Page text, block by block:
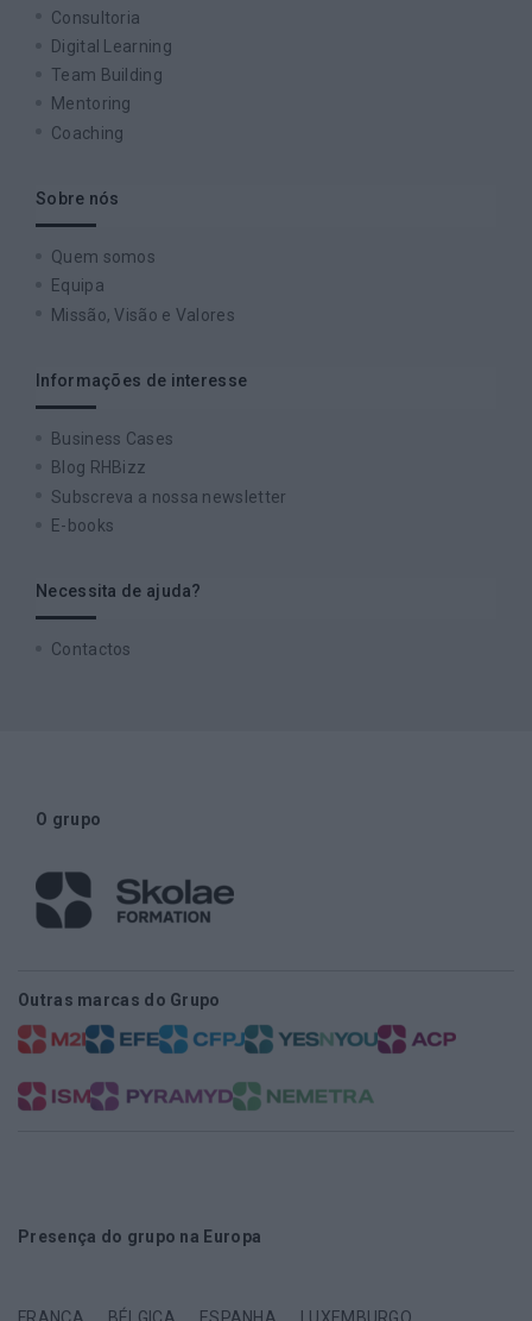
Consultoria
Digital Learning
Team Building
Mentoring
Coaching
Sobre nós
Quem somos
Equipa
Missão, Visão e Valores
Informações de interesse
Business Cases
Blog RHBizz
Subscreva a nossa newsletter
E-books
Necessita de ajuda?
Contactos
O grupo
Outras marcas do Grupo
Presença do grupo na Europa